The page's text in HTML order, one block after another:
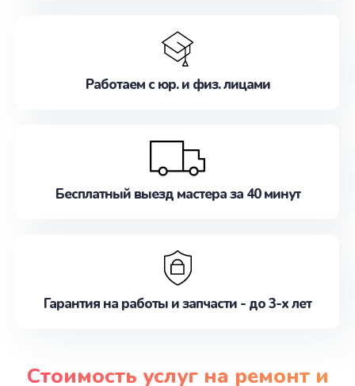
Работаем с юр. и физ. лицами
Бесплатный выезд мастера за 40 минут
Гарантия на работы и запчасти - до 3-х лет
Стоимость услуг на ремонт и